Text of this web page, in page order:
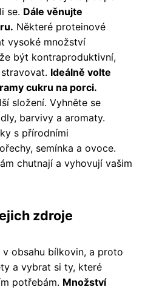
se. Dále věnujte
Některé proteinové
vysoké množství
být kontraproduktivní,
Ideálně volte
cukru na porci.
složení. Vyhněte se
barvivy a aromaty.
s přírodními
semínka a ovoce.
chutnají a vyhovují vašim
zdroje
obsahu bílkovin, a proto
a vybrat si ty, které
potřebám. Množství